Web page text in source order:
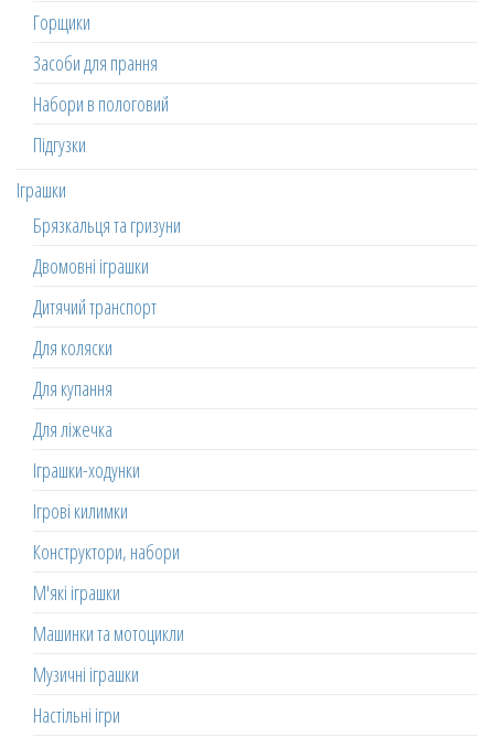
Горщики
Засоби для прання
Набори в пологовий
Підгузки
Іграшки
Брязкальця та гризуни
Двомовні іграшки
Дитячий транспорт
Для коляски
Для купання
Для ліжечка
Іграшки-ходунки
Ігрові килимки
Конструктори, набори
М'які іграшки
Машинки та мотоцикли
Музичні іграшки
Настільні ігри